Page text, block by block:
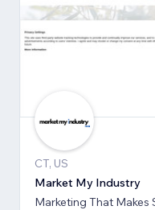
CT, US
Market My Industry
Marketing That Makes